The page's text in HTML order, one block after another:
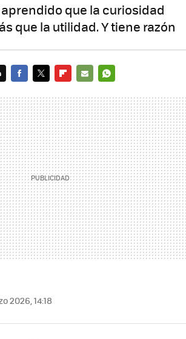
que la curiosidad
que la utilidad. Y tiene razón
MAIL
2026, 14:18